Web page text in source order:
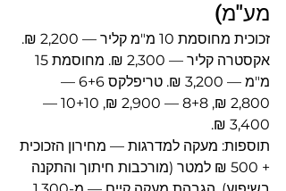
מע"מ)
זכוכית מחוסמת 10 מ"מ קליר — 2,200 ₪.
מ"מ — 3,200 ₪. טריפלקס 6+6 —
2,800 ₪, 8+8 — 2,900 ₪, 10+10 —
3,400 ₪.
תוספות: מעקה למדרגות — מחירון הזכוכית
+ 500 ₪ למטר (מורכבות חיתוך והתקנה